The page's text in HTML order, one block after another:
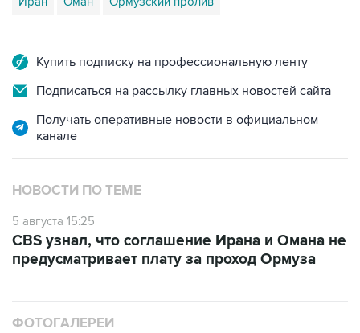
Купить подписку на профессиональную ленту
Подписаться на рассылку главных новостей сайта
Получать оперативные новости в официальном
канале
НОВОСТИ ПО ТЕМЕ
5 августа 15:25
CBS узнал, что соглашение Ирана и Омана не
предусматривает плату за проход Ормуза
ФОТОГАЛЕРЕИ